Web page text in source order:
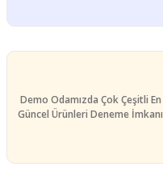
Demo Odamızda Çok Çeşitli En
Güncel Ürünleri Deneme İmkanı